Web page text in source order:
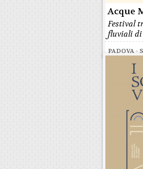
Acque
Festival
fluviali di
PADOVA -